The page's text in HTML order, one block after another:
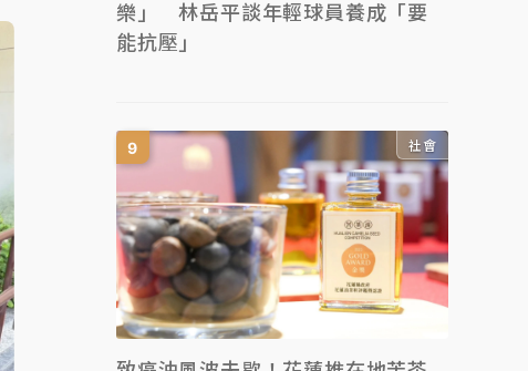
樂」 林岳平談年輕球員養成「要
能抗壓」
社會